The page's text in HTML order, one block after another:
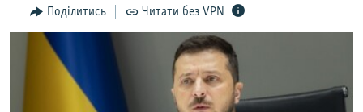
Перейти
до
пошуку
ПОГЛЯД
ІНТЕРВ'Ю
ВСЕ ЗА ДЕНЬ
СПЕЦПРОЕКТИ
Поділитись Читати без VPN